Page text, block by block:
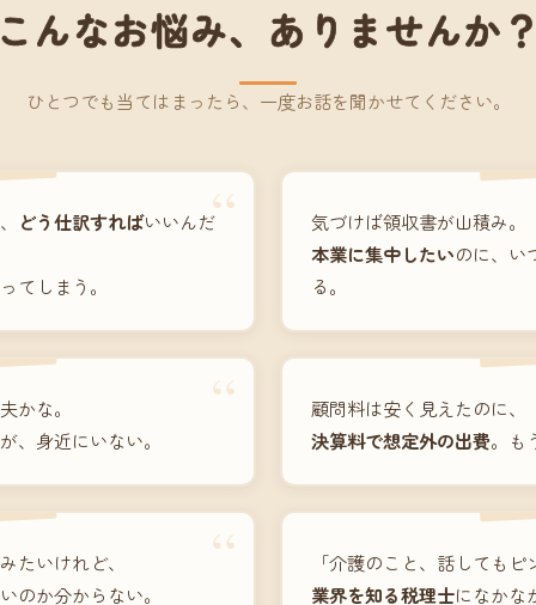
んなお悩み、ありませんか？
ひとつでも当てはまったら、一度お話を聞かせてください。
“
どう仕訳すればいいんだ
てしまう。
気づけば領収書が山積み。
本業に集中したいのに、い
る。
“
かな。
、身近にいない。
顧問料は安く見えたのに、
決算料で想定外の出費。も
“
たいけれど、
のか分からない。
「介護のこと、話してもピ
業界を知る税理士になかな